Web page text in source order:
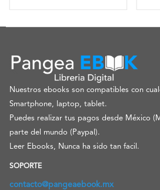
Nuestros ebooks son compatibles con
Smartphone, laptop, tablet.
Puedes realizar tus pagos desde México
parte del mundo (Paypal).
Leer Ebooks, Nunca ha sido tan facil.
SOPORTE
contacto@pangeaebook.mx